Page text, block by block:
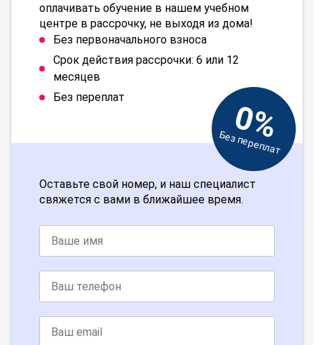
оплачивать обучение в нашем учебном
центре в рассрочку, не выходя из дома!
Без первоначального взноса
Срок действия рассрочки: 6 или 12
месяцев
Без переплат
0%
Без переплат
Оставьте свой номер, и наш специалист
свяжется с вами в ближайшее время.